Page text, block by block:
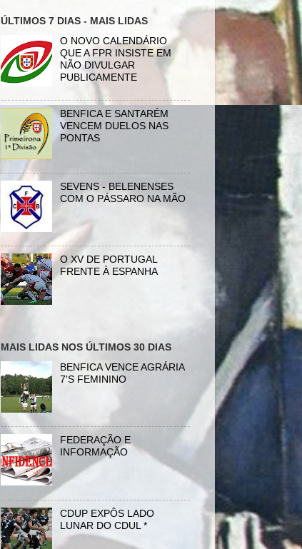
ÚLTIMOS 7 DIAS - MAIS LIDAS
O NOVO CALENDÁRIO
QUE A FPR INSISTE EM
NÃO DIVULGAR
PUBLICAMENTE
BENFICA E SANTARÉM
VENCEM DUELOS NAS
PONTAS
SEVENS - BELENENSES
COM O PÁSSARO NA MÃO
O XV DE PORTUGAL
FRENTE À ESPANHA
MAIS LIDAS NOS ÚLTIMOS 30 DIAS
BENFICA VENCE AGRÁRIA
7'S FEMININO
FEDERAÇÃO E
INFORMAÇÃO
CDUP EXPÔS LADO
LUNAR DO CDUL *